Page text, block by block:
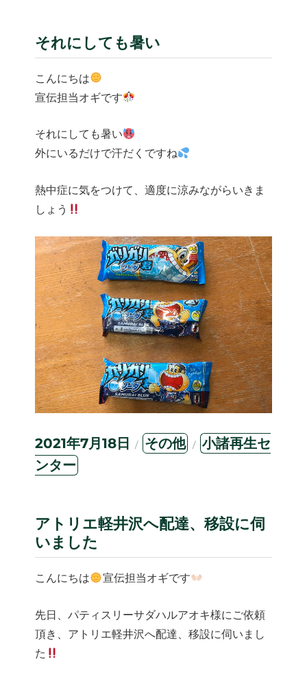
ー
それにしても暑い
こんにちは
宣伝担当オギです
それにしても暑い
外にいるだけで汗だくですね
熱中症に気をつけて、適度に涼みながらいきま
しょう
投
稿
日:
2021年7月18日
カ
テ
その他
タ
グ
小諸再生セ
ンター
アトリエ軽井沢へ配達、移設に伺
いました
こんにちは 宣伝担当オギです
先日、パティスリーサダハルアオキ様にご依頼
頂き、アトリエ軽井沢へ配達、移設に伺いまし
た